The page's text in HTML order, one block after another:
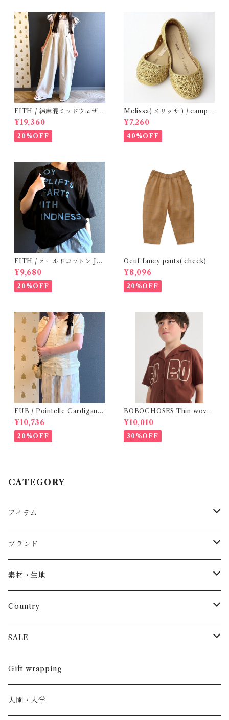
FITH / 綿麻混ミッドウェザー
サロペット(OM) / Size 1・2
¥19,360
20%OFF
Melissa( メリッサ ) / campa
na ( Gold )28-33
¥7,260
40%OFF
FITH / オールドコットン JO
Y Tシャツ(Black) / Size 1・2
¥9,680
20%OFF
Oeuf fancy pants( check)
¥8,096
20%OFF
FUB / Pointelle Cardigan e
cru ( 140,150 )
¥10,736
20%OFF
BOBOCHOSES Thin wove
n shirt / 2-6Y
¥10,010
30%OFF
CATEGORY
アイテム
Baby
トップス
長袖
半袖
パンツ
長ズボン
半ズボン
スカート
ワンピース
カーディガン / 羽織もの
ブランド
AS WE GROW
ARCH&LINE
BABE & TESS
BOBOCHOSES
BONHEUR DU JOUR
素材・生地
コットン 100%
リネン( 麻 )
ウール
アルパカ
Country
France / フランス
Italy / イタリア
NY / ニューヨーク
SALE
男の子
女の子
Gift wrapping
入園・入学